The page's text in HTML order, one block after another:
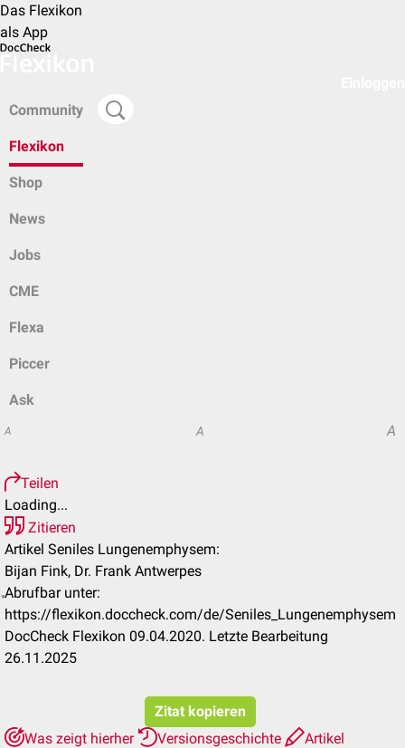
Das Flexikon
als App
Community
Flexikon
Shop
News
Jobs
CME
Flexa
Piccer
Ask
A A A
Teilen
Loading...
Zitieren
Artikel Seniles Lungenemphysem:
Bijan Fink, Dr. Frank Antwerpes
Abrufbar unter:
https://flexikon.doccheck.com/de/Seniles_Lungenemphysem
DocCheck Flexikon 09.04.2020. Letzte Bearbeitung
26.11.2025
Zitat kopieren
Was zeigt hierher
Versionsgeschichte
Artikel